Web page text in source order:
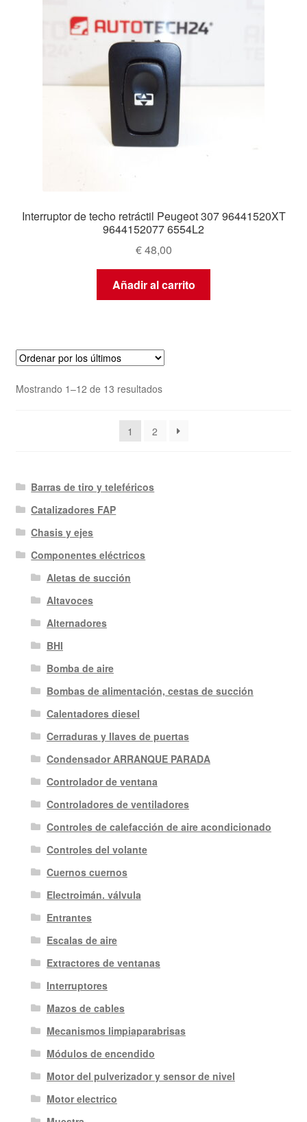
Interruptor de techo retráctil Peugeot 307 96441520XT
9644152077 6554L2
€48,00
Añadir al carrito
Mostrando 1–12 de 13 resultadosOrdenado
últimos
1 2
Barras de tiro y teleféricos
Catalizadores FAP
Chasis y ejes
Componentes eléctricos
Aletas de succión
Altavoces
Alternadores
BHI
Bomba de aire
Bombas de alimentación, cestas de succión
Calentadores diesel
Cerraduras y llaves de puertas
Condensador ARRANQUE PARADA
Controlador de ventana
Controladores de ventiladores
Controles de calefacción de aire acondicionado
Controles del volante
Cuernos cuernos
Electroimán. válvula
Entrantes
Escalas de aire
Extractores de ventanas
Interruptores
Mazos de cables
Mecanismos limpiaparabrisas
Módulos de encendido
Motor del pulverizador y sensor de nivel
Motor electrico